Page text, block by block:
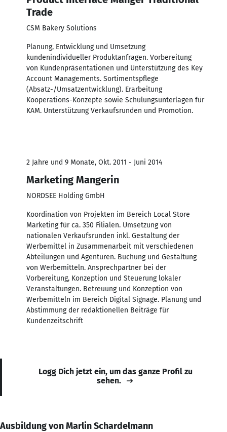
Trade
CSM Bakery Solutions
Planung, Entwicklung und Umsetzung
kundenindividueller Produktanfragen. Vorbereitung
von Kundenpräsentationen und Unterstützung des Key
Account Managements. Sortimentspflege
(Absatz-/Umsatzentwicklung). Erarbeitung
Kooperations-Konzepte sowie Schulungsunterlagen für
KAM. Unterstützung Verkaufsrunden und Promotion.
2 Jahre und 9 Monate, Okt. 2011 - Juni 2014
Marketing Mangerin
NORDSEE Holding GmbH
Koordination von Projekten im Bereich Local Store
Marketing für ca. 350 Filialen. Umsetzung von
nationalen Verkaufsrunden inkl. Gestaltung der
Werbemittel in Zusammenarbeit mit verschiedenen
Abteilungen und Agenturen. Buchung und Gestaltung
von Werbemitteln. Ansprechpartner bei der
Vorbereitung, Konzeption und Steuerung lokaler
Veranstaltungen. Betreuung und Konzeption von
Werbemitteln im Bereich Digital Signage. Planung und
Abstimmung der redaktionellen Beiträge für
Kundenzeitschrift
Logg Dich jetzt ein, um das ganze Profil zu
sehen.
Ausbildung von Marlin Schardelmann